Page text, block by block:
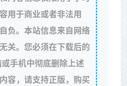
用于商业或者非法用
负。本站信息来自网络
关。您必须在下载后的
手机中彻底删除上述
容，请支持正版，购买